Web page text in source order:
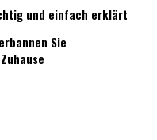
und einfach erklärt
Sie